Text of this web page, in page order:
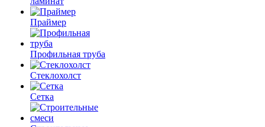
Праймер
Профильная труба
Стеклохолст
Сетка